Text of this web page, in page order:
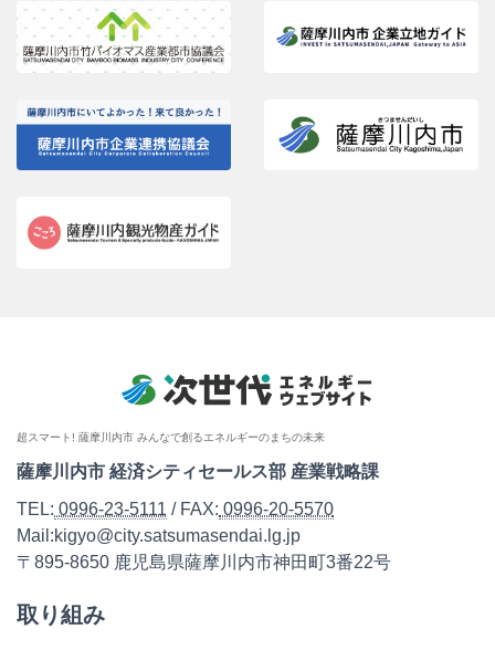
超スマート! 薩摩川内市 みんなで創るエネルギーのまちの未来
薩摩川内市 経済シティセールス部 産業戦略課
TEL: 0996-23-5111 / FAX: 0996-20-5570
Mail:kigyo@city.satsumasendai.lg.jp
〒895-8650 鹿児島県薩摩川内市神田町3番22号
取り組み